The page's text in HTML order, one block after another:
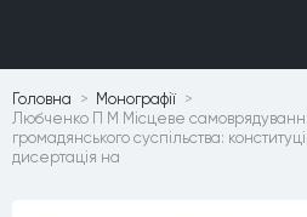
Головна
Монографiї
Любченко П М Місцеве самоврядування
громадянського суспільства:
дисертація на